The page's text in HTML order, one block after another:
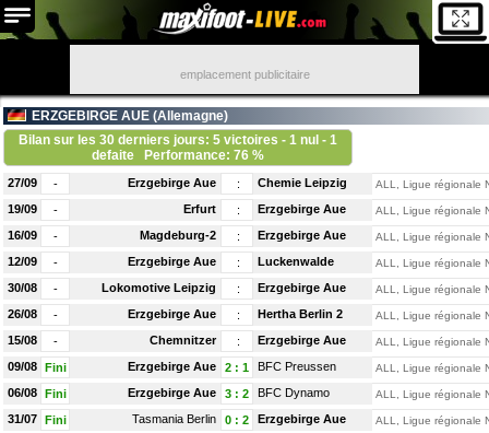
emplacement publicitaire
ERZGEBIRGE AUE (Allemagne)
Bilan sur les 30 derniers jours: 5 victoires - 1 nul - 1
defaite
Performance: 76 %
27/09 - Erzgebirge Aue : Chemie Leipzig ALL, Ligue régionale
19/09 - Erfurt : Erzgebirge Aue ALL, Ligue régionale
16/09 - Magdeburg-2 : Erzgebirge Aue ALL, Ligue régionale
12/09 - Erzgebirge Aue : Luckenwalde ALL, Ligue régionale
30/08 - Lokomotive Leipzig : Erzgebirge Aue ALL, Ligue régionale
26/08 - Erzgebirge Aue : Hertha Berlin 2 ALL, Ligue régionale
15/08 - Chemnitzer : Erzgebirge Aue ALL, Ligue régionale
09/08 Fini Erzgebirge Aue 2 : 1 BFC Preussen ALL, Ligue régionale
06/08 Fini Erzgebirge Aue 3 : 2 BFC Dynamo ALL, Ligue régionale
31/07 Fini Tasmania Berlin 0 : 2 Erzgebirge Aue ALL, Ligue régionale